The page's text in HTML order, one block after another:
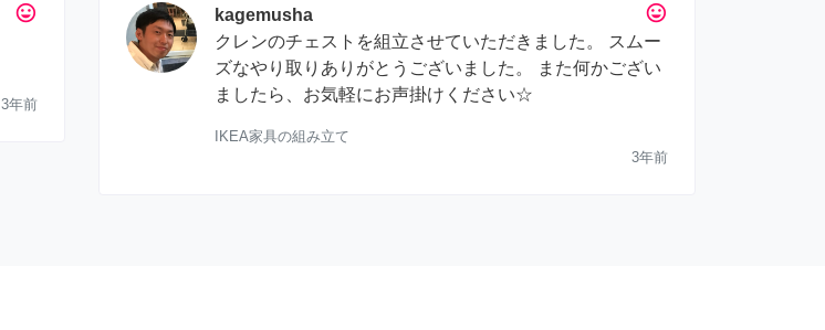
tag_faces
3年前
tag_faces
kagemusha
クレンのチェストを組立させていただきました。 スムー
ズなやり取りありがとうございました。 また何かござい
ましたら、お気軽にお声掛けください☆
IKEA家具の組み立て
3年前